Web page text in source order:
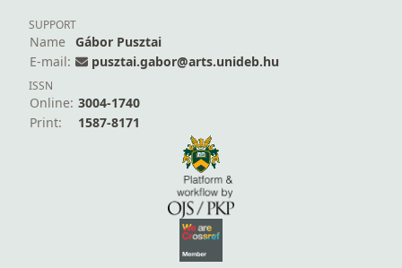
SUPPORT
Name
Gábor Pusztai
E-mail:
pusztai.gabor@arts.unideb.hu
ISSN
Online: 3004-1740
Print:
1587-8171